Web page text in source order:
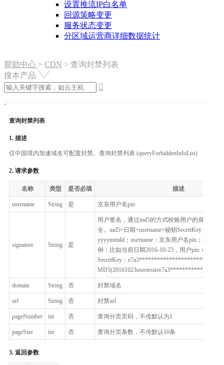
设置推流IP白名单
回源策略变更
服务状态变更
分区域运营商详细数据统计
帮助中心 > CDN > 查询封禁列表
搜本产品

查询封禁列表
1. 描述
仅中国境内加速域名可配置封禁。查询封禁列表 (queryForbiddenInfoList)
2. 请求参数
名称 类型 是否必填 描述
username String 是 京东用户名pin
signature String 是
用户签名，通过md5的方式校验用户的身份信
全。md5=日期+username+秘钥SecretKey；日期
yyyymmdd；username：京东用户名pin；秘钥：
例：比如当前日期2016-10-23，用户pin:
SecretKey：
domain String 否 封禁域名
url String 否 封禁url
pageNumber int 否 查询分页页码，不传默认为1
pageSize int 否 查询分页条数，不传默认10条
3. 返回参数